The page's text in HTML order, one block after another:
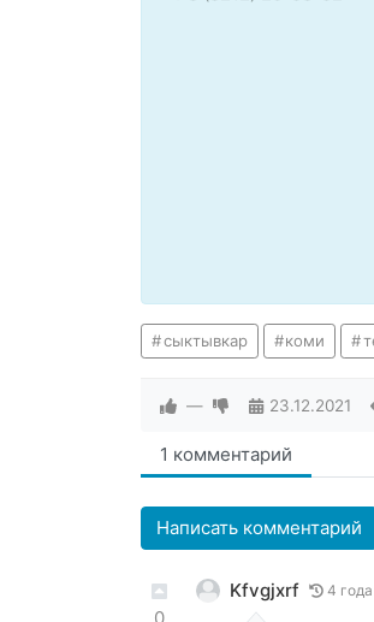
сыктывкар коми
— 23.12.2021
1 комментарий
Написать комментарий
Kfvgjxrf 4